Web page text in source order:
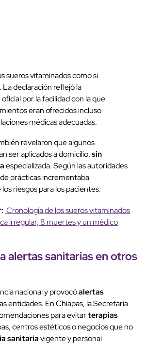
sueros vitaminados como si
declaración reflejó la
por la facilidad con la que
eran ofrecidos incluso
médicas adecuadas.
revelaron que algunos
ser aplicados a domicilio,sin
especializada. Según las autoridades
prácticas incrementaba
riesgos para los pacientes.
Cronología de los sueros vitaminados
irregular, 8 muertes y un médico
alertas sanitarias en otros
nacional y provocóalertas
entidades. En Chiapas, la Secretaría
para evitarterapias
centros estéticos o negocios que no
sanitariavigente y personal